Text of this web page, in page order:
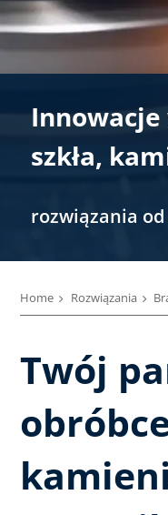
szkła,
rozwiązania od
Home Rozwiązania
Twój